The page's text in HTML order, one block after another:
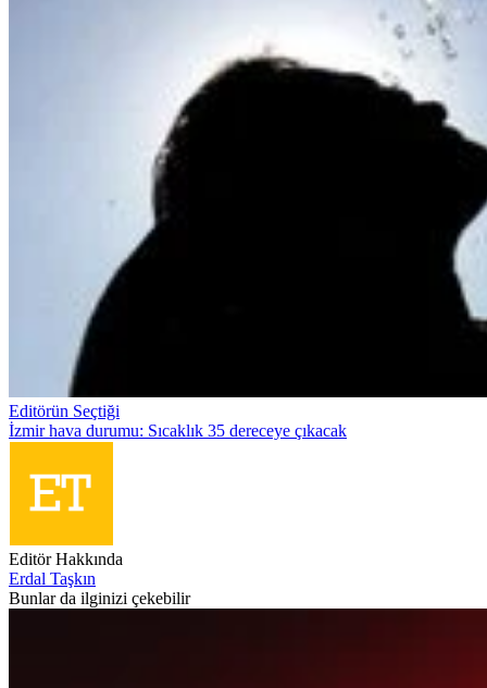
Editörün Seçtiği
İzmir hava durumu: Sıcaklık 35 dereceye çıkacak
Editör Hakkında
Erdal Taşkın
Bunlar da ilginizi çekebilir